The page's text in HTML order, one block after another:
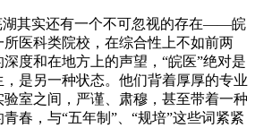
湖其实还有一个不可忽视的存在——皖
医科类院校，在综合性上不如前两
度和在地方上的声望，“皖医”绝对是
是另一种状态。他们背着厚厚的专业
室之间，严谨、肃穆，甚至带着一种
春，与“五年制”、“规培”这些词紧紧